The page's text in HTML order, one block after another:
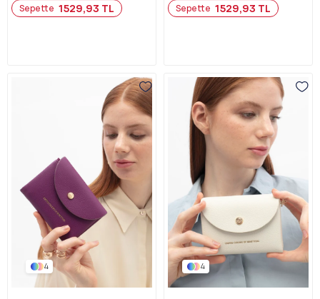
Sepette 1529,93 TL Sepette 1529,93 TL
4 4